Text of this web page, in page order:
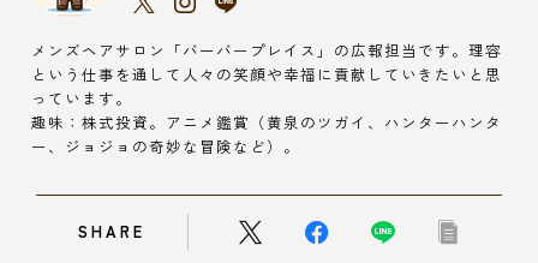
メンズヘアサロン「バーバープレイス」の広報担当です。理容
という仕事を通して人々の笑顔や幸福に貢献していきたいと思
っています。
趣味：株式投資。アニメ鑑賞（黄泉のツガイ、ハンターハンタ
ー、ジョジョの奇妙な冒険など）。
SHARE